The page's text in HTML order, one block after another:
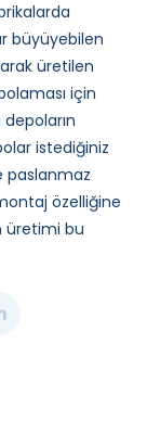
büyüyebilen
üretilen
için
istediğiniz
paslanmaz
özelliğine
üretimi bu